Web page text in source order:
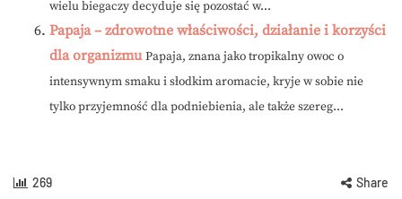
wielu biegaczy decyduje się pozostać w...
Papaja – zdrowotne właściwości, działanie i korzyści
dla organizmu Papaja, znana jako tropikalny owoc o
intensywnym smaku i słodkim aromacie, kryje w sobie nie
tylko przyjemność dla podniebienia, ale także szereg...
269 Share